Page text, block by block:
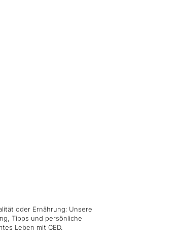
oder Ernährung: Unsere
Tipps und persönliche
Leben mit CED.